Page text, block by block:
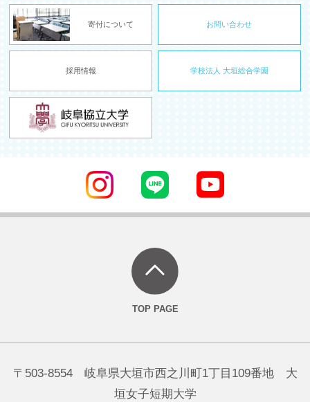
寄付について お問い合わせ
採用情報 学校法人 大垣総合学園
〒503-8554 岐阜県大垣市西之川町1丁目109番地 大
垣女子短期大学